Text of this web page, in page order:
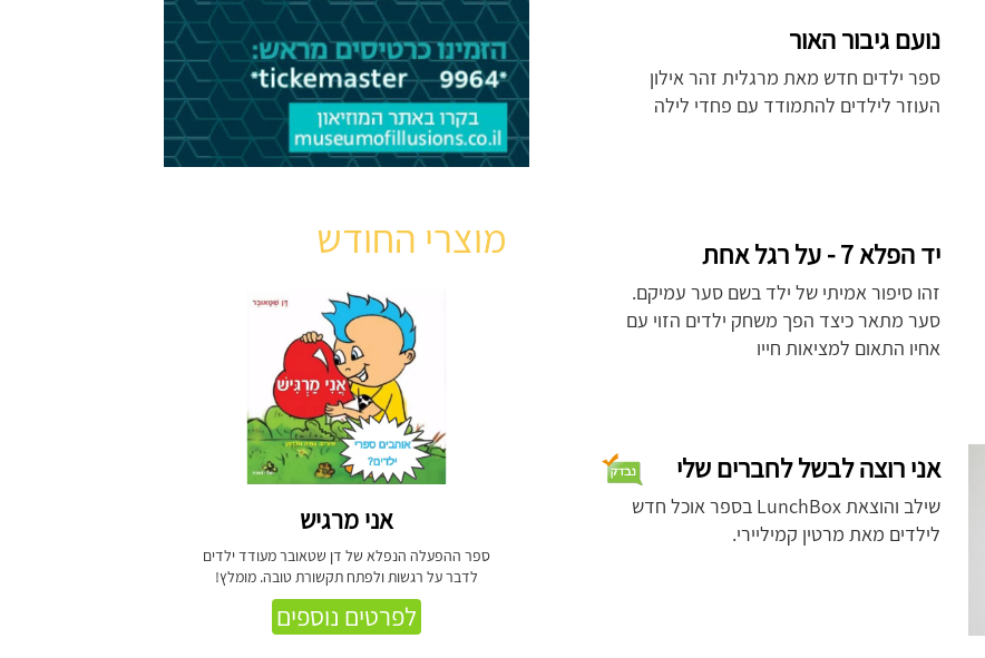
נועם גיבור האור
ספר ילדים חדש מאת מרגלית זהר אילון
העוזר לילדים להתמודד עם פחדי לילה
יד הפלא 7 - על רגל אחת
זהו סיפור אמיתי של ילד בשם סער עמיקם.
סער מתאר כיצד הפך משחק ילדים הזוי עם
אחיו התאום למציאות חייו
אני רוצה לבשל לחברים שלי
שילב והוצאת LunchBox בספר אוכל חדש
לילדים מאת מרטין קמיליירי.
מוצרי החודש
אני מרגיש
ספר ההפעלה הנפלא של דן שטאובר מעודד ילדים
לדבר על רגשות ולפתח תקשורת טובה. מומלץ!
לפרטים נוספים